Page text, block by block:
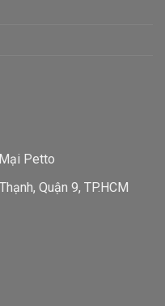
Petto
Quận 9, TP.HCM